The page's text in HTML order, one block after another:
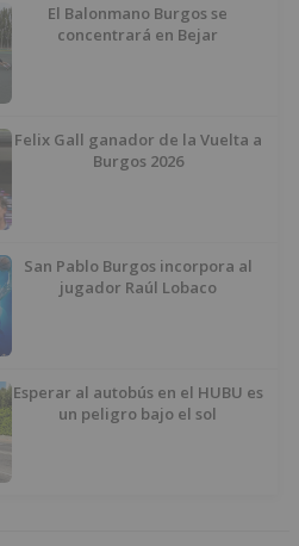
El Balonmano Burgos se
concentrará en Bejar
Felix Gall ganador de la Vuelta a
Burgos 2026
San Pablo Burgos incorpora al
jugador Raúl Lobaco
Esperar al autobús en el HUBU es
un peligro bajo el sol